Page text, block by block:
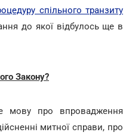
спільного транзиту
до якої відбулось ще в
Закону?
мову про впровадження
митної справи, про